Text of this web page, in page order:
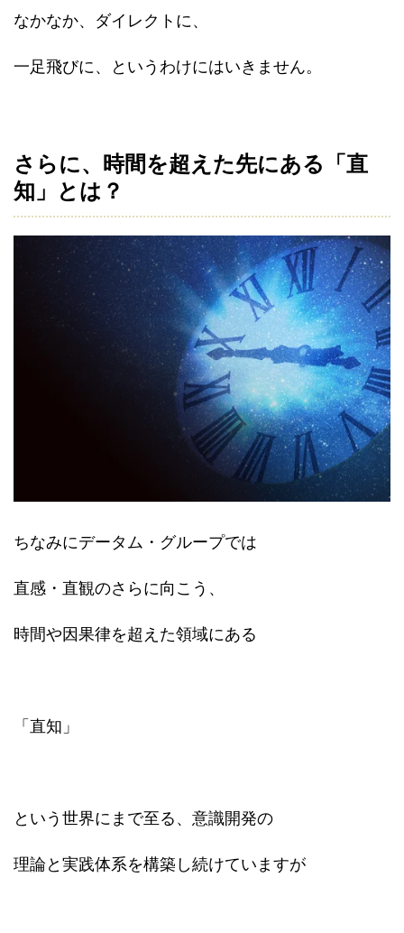
なかなか、ダイレクトに、
一足飛びに、というわけにはいきません。
さらに、時間を超えた先にある「直
知」とは？
ちなみにデータム・グループでは
直感・直観のさらに向こう、
時間や因果律を超えた領域にある
「直知」
という世界にまで至る、意識開発の
理論と実践体系を構築し続けていますが